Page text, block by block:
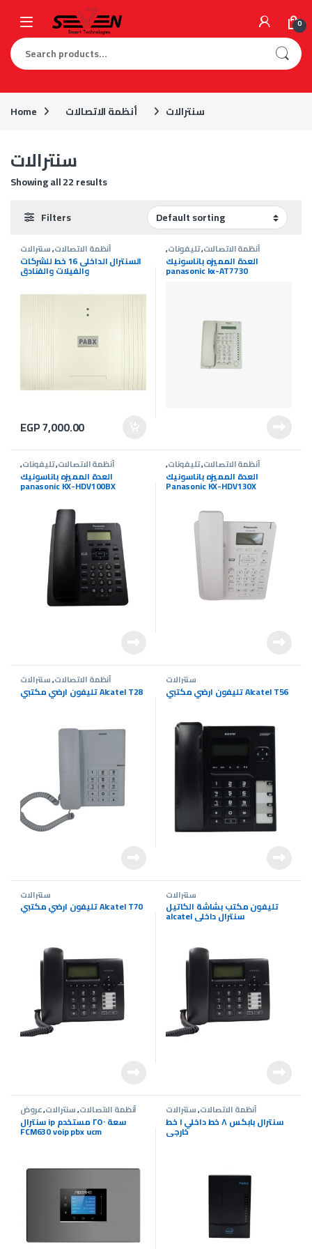
0
Search for:
Home أنظمة الاتصالات سنترالات
سنترالات
Showing all 22 results
Filters
أنظمة الاتصالات,سنترالات
السنترال الداخلى 16 خط للشركات
والفيلات والفنادق
EGP7,000.00
أنظمة الاتصالات,تليفونات,
سنترالات
العدة المميزه باناسونيك
panasonic kx-AT7730
أنظمة الاتصالات,تليفونات,
سنترالات
العدة المميزه باناسونيك
panasonic KX-HDV100BX
أنظمة الاتصالات,تليفونات,
سنترالات
العدة المميزه باناسونيك
Panasonic KX-HDV130X
أنظمة الاتصالات,سنترالات
تليفون ارضي مكتبي Alcatel T28
سنترالات
تليفون ارضي مكتبي Alcatel T56
سنترالات
تليفون ارضي مكتبي Alcatel T70
سنترالات
تليفون مكتب بشاشة الكاتيل
alcatel سنترال داخلي
أنظمة الاتصالات,سنترالات,عروض
سنترالات
سنترال ip سعة ٢٥٠ مستخدم
FCM630 voip pbx ucm
أنظمة الاتصالات,سنترالات
سنترال بابكس ٨ خط داخلي ١ خط
خارجي